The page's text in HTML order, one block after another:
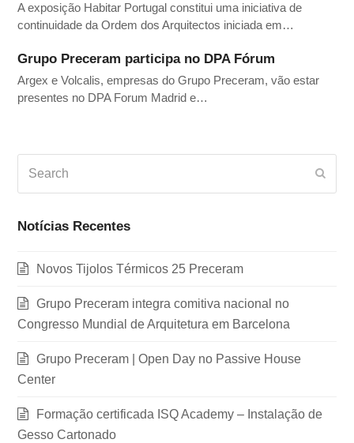
A exposição Habitar Portugal constitui uma iniciativa de
continuidade da Ordem dos Arquitectos iniciada em…
Grupo Preceram participa no DPA Fórum
Argex e Volcalis, empresas do Grupo Preceram, vão estar
presentes no DPA Forum Madrid e…
Notícias Recentes
Novos Tijolos Térmicos 25 Preceram
Grupo Preceram integra comitiva nacional no
Congresso Mundial de Arquitetura em Barcelona
Grupo Preceram | Open Day no Passive House
Center
Formação certificada ISQ Academy – Instalação de
Gesso Cartonado